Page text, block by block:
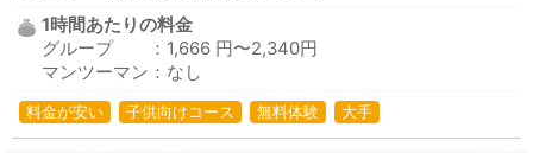
1時間あたりの料金
グループ ：1,666 円〜2,340円
マンツーマン：なし
料金が安い 子供向けコース 無料体験 大手